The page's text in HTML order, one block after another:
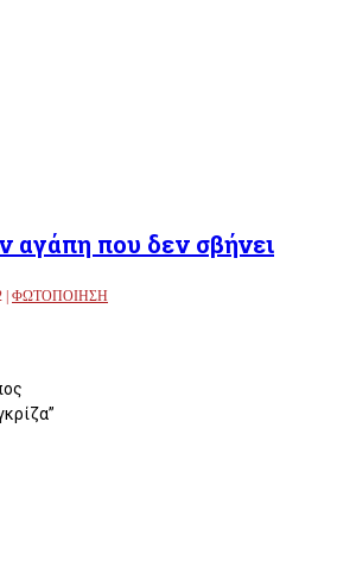
αγάπη που δεν σβήνει
| ΦΩΤΟΠΟΙΗΣΗ